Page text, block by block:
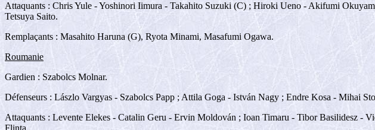
Attaquants : Chris Yule - Yoshinori Iimura - Takahito Suzuki (C) ; Hiroki Ueno - Akifumi
Tetsuya Saito.
Remplaçants : Masahito Haruna (G), Ryota Minami, Masafumi Ogawa.
Roumanie
Gardien : Szabolcs Molnar.
Défenseurs : Lászlo Vargyas - Szabolcs Papp ; Attila Goga - István Nagy ; Endre Kosa - Mihai
Attaquants : Levente Elekes - Catalin Geru - Ervin Moldován ; Ioan Timaru - Tibor Basilidesz -
Flinta.